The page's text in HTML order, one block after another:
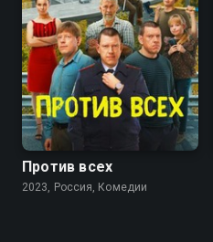
7.7 6.3
Против всех
2023, Россия, Комедии